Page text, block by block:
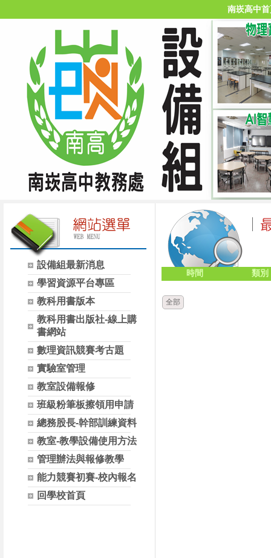
南崁高中
設備組最新消息
學習資源平台專區
教科用書版本
教科用書出版社-線上購
書網站
數理資訊競賽考古題
實驗室管理
教室設備報修
班級粉筆板擦領用申請
總務股長-幹部訓練資料
教室-教學設備使用方法
管理辦法與報修教學
能力競賽初賽-校內報名
回學校首頁
時間 類別
全部